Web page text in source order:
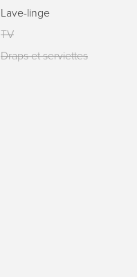
Lave-linge
TV
Draps et serviettes